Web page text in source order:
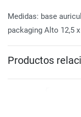
Medidas: base
packaging Alto 12,5
Productos